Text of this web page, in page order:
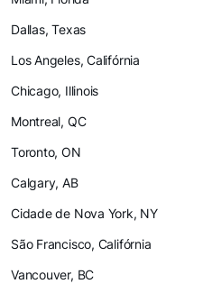
Dallas, Texas
Los Angeles, Califórnia
Chicago, Illinois
Montreal, QC
Toronto, ON
Calgary, AB
Cidade de Nova York, NY
São Francisco, Califórnia
Vancouver, BC